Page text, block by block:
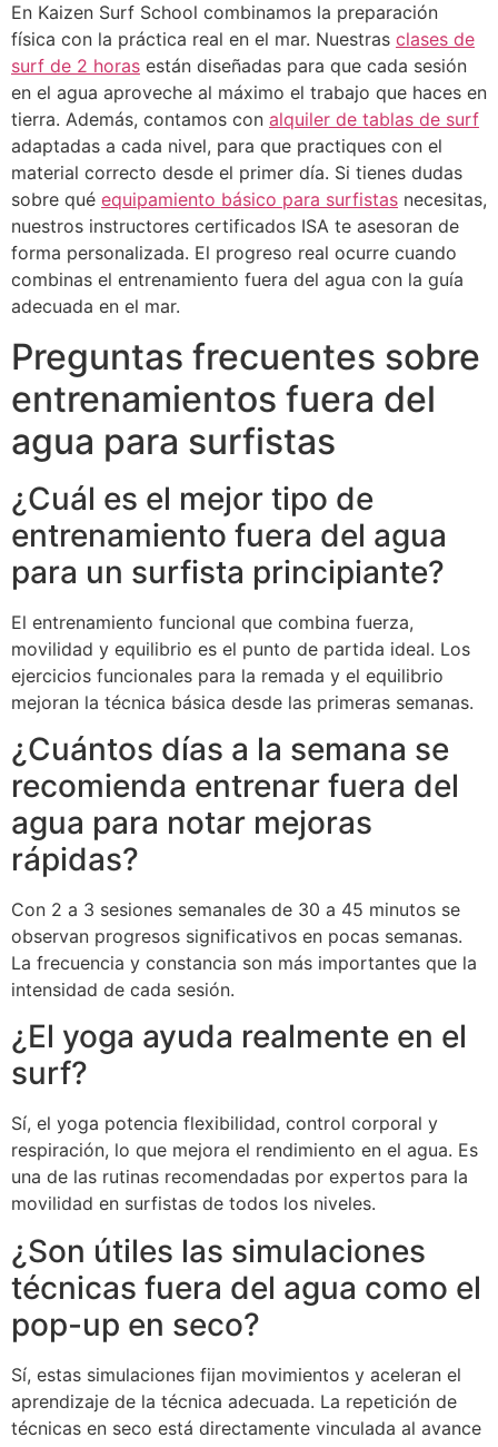
En Kaizen Surf School combinamos la preparación
física con la práctica real en el mar. Nuestras clases de
surf de 2 horas están diseñadas para que cada sesión
en el agua aproveche al máximo el trabajo que haces en
tierra. Además, contamos con alquiler de tablas de surf
adaptadas a cada nivel, para que practiques con el
material correcto desde el primer día. Si tienes dudas
sobre qué equipamiento básico para surfistas necesitas,
nuestros instructores certificados ISA te asesoran de
forma personalizada. El progreso real ocurre cuando
combinas el entrenamiento fuera del agua con la guía
adecuada en el mar.
Preguntas frecuentes sobre
entrenamientos fuera del
agua para surfistas
¿Cuál es el mejor tipo de
entrenamiento fuera del agua
para un surfista principiante?
El entrenamiento funcional que combina fuerza,
movilidad y equilibrio es el punto de partida ideal. Los
ejercicios funcionales para la remada y el equilibrio
mejoran la técnica básica desde las primeras semanas.
¿Cuántos días a la semana se
recomienda entrenar fuera del
agua para notar mejoras
rápidas?
Con 2 a 3 sesiones semanales de 30 a 45 minutos se
observan progresos significativos en pocas semanas.
La frecuencia y constancia son más importantes que la
intensidad de cada sesión.
¿El yoga ayuda realmente en el
surf?
Sí, el yoga potencia flexibilidad, control corporal y
respiración, lo que mejora el rendimiento en el agua. Es
una de las rutinas recomendadas por expertos para la
movilidad en surfistas de todos los niveles.
¿Son útiles las simulaciones
técnicas fuera del agua como el
pop-up en seco?
Sí, estas simulaciones fijan movimientos y aceleran el
aprendizaje de la técnica adecuada. La repetición de
técnicas en seco está directamente vinculada al avance